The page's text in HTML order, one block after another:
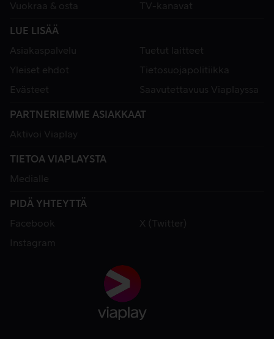
Vuokraa & osta
TV-kanavat
LUE LISÄÄ
Asiakaspalvelu
Tuetut laitteet
Yleiset ehdot
Tietosuojapolitiikka
Evästeet
Saavutettavuus Viaplayssa
PARTNERIEMME ASIAKKAAT
Aktivoi Viaplay
TIETOA VIAPLAYSTA
Medialle
PIDÄ YHTEYTTÄ
Facebook
X (Twitter)
Instagram